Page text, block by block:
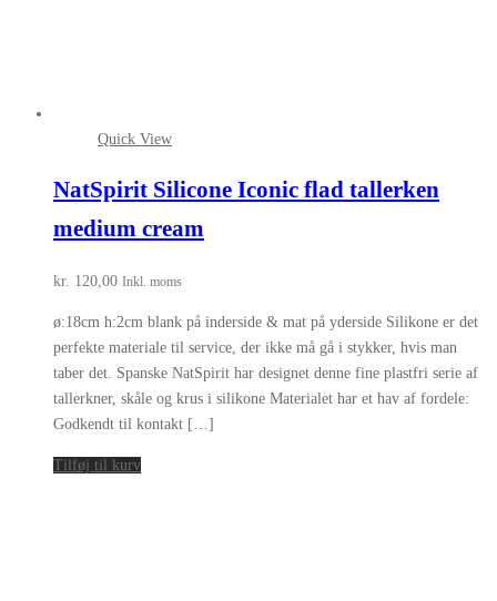
Quick View
NatSpirit Silicone Iconic flad tallerken
medium cream
kr. 120,00 Inkl. moms
ø:18cm h:2cm blank på inderside & mat på yderside Silikone er det
perfekte materiale til service, der ikke må gå i stykker, hvis man
taber det. Spanske NatSpirit har designet denne fine plastfri serie af
tallerkner, skåle og krus i silikone Materialet har et hav af fordele:
Godkendt til kontakt […]
Tilføj til kurv